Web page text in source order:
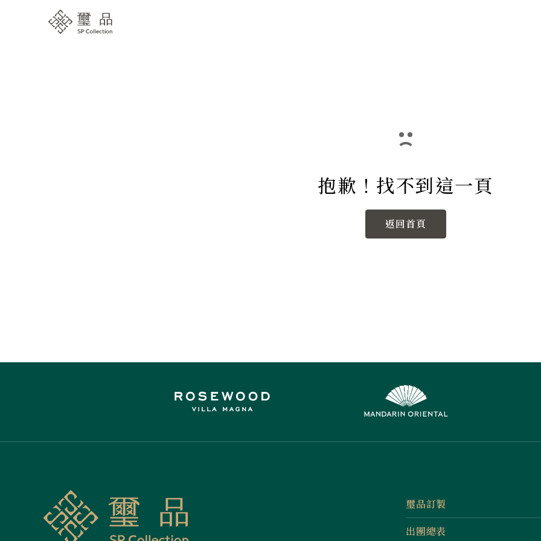
抱歉！找不到這一頁
返回首頁
璽品訂製
出團總表